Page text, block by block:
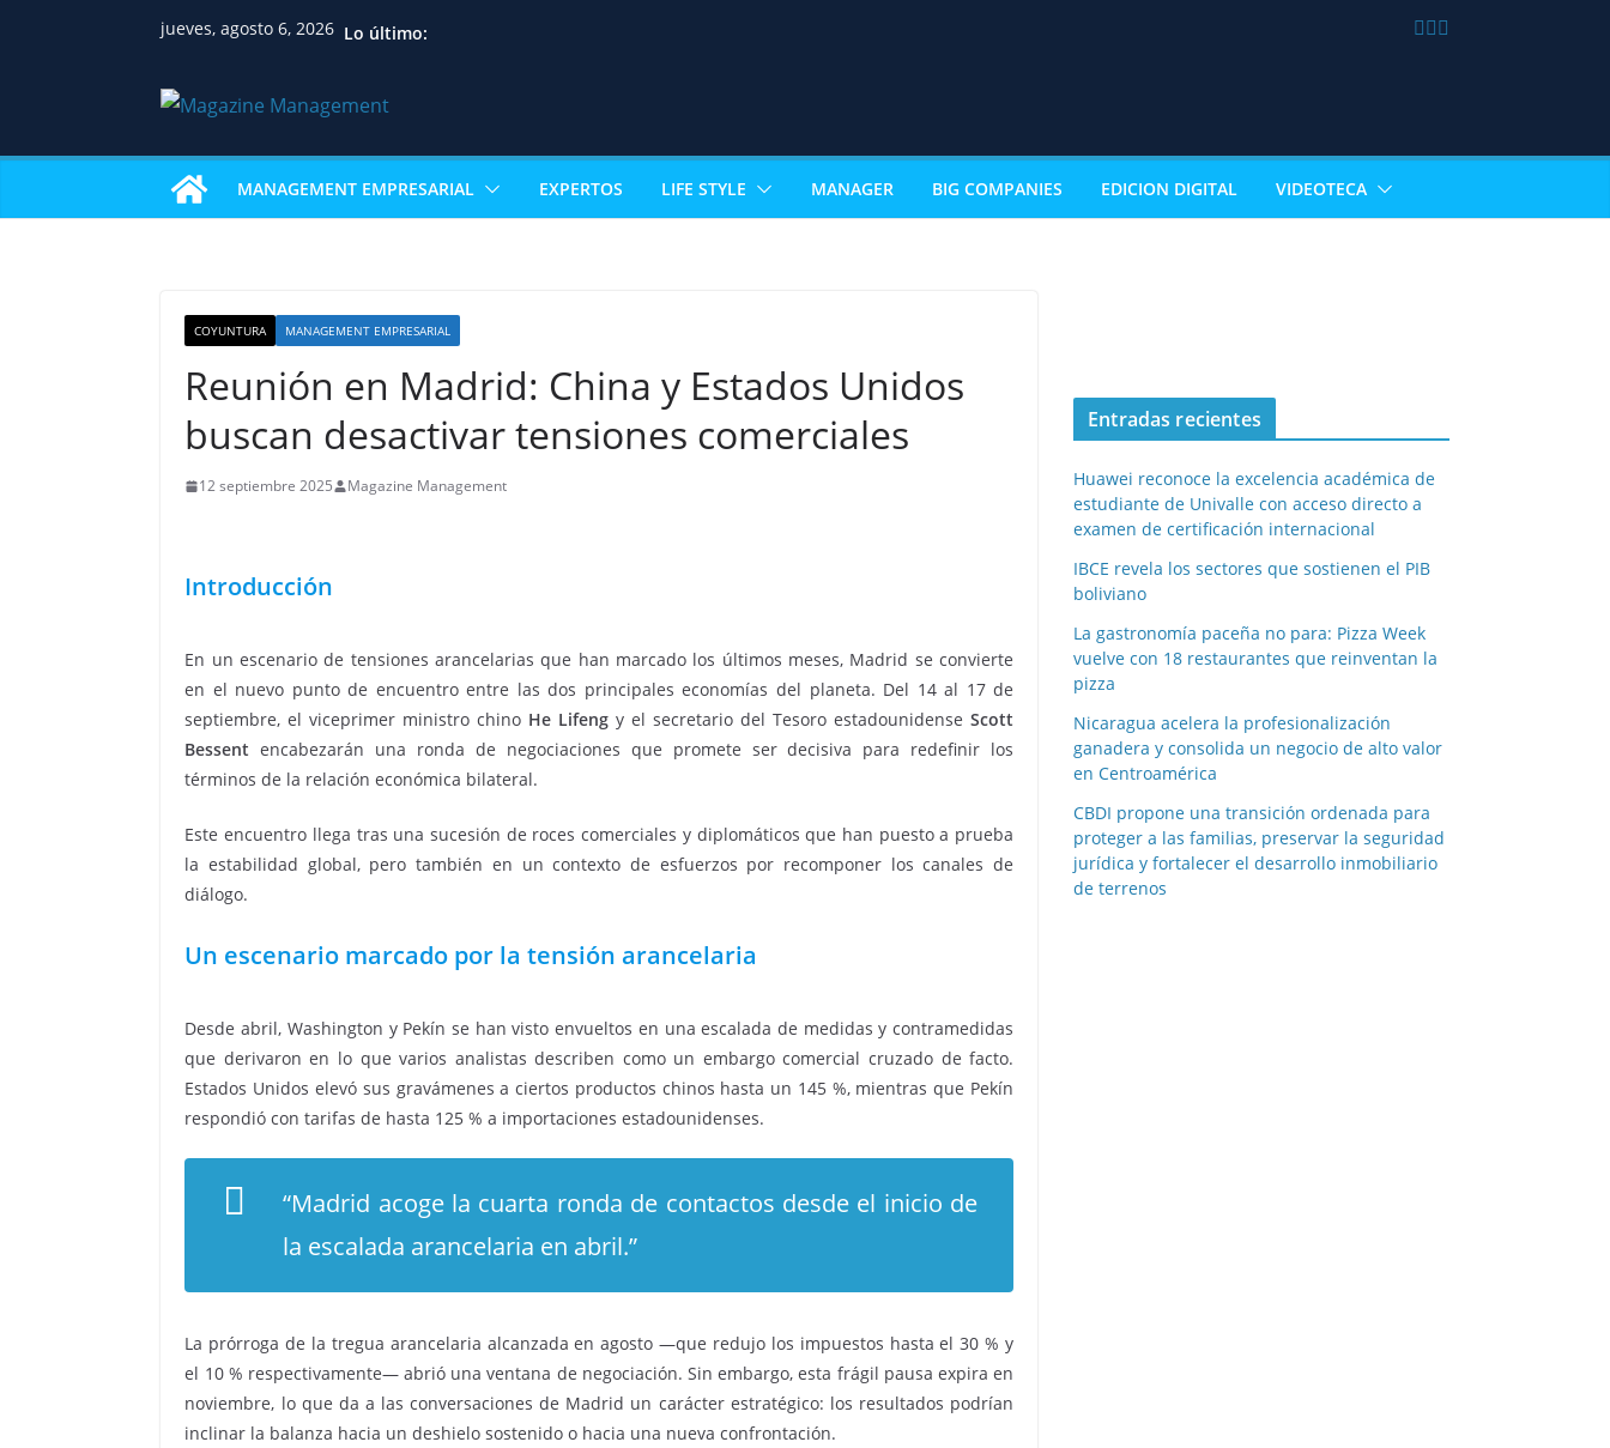
jueves, agosto 6, 2026 Lo último:
MANAGEMENT EMPRESARIAL EXPERTOS LIFE STYLE MANAGER BIG COMPANIES EDICION DIGITAL VIDEOTECA
COYUNTURA MANAGEMENT EMPRESARIAL
Reunión en Madrid: China y Estados Unidos
buscan desactivar tensiones comerciales
12 septiembre 2025 Magazine Management
Introducción
En un escenario de tensiones arancelarias que han marcado los últimos meses, Madrid se convierte
en el nuevo punto de encuentro entre las dos principales economías del planeta. Del 14 al 17 de
septiembre, el viceprimer ministro chino He Lifeng y el secretario del Tesoro estadounidenseScott
Bessent encabezarán una ronda de negociaciones que promete ser decisiva para redefinir los
términos de la relación económica bilateral.
Este encuentro llega tras una sucesión de roces comerciales y diplomáticos que han puesto a prueba
la estabilidad global, pero también en un contexto de esfuerzos por recomponer los canales de
diálogo.
Un escenario marcado por la tensión arancelaria
Desde abril, Washington y Pekín se han visto envueltos en una escalada de medidas y contramedidas
que derivaron en lo que varios analistas describen como un embargo comercial cruzado de facto.
Estados Unidos elevó sus gravámenes a ciertos productos chinos hasta un 145 %, mientras que Pekín
respondió con tarifas de hasta 125 % a importaciones estadounidenses.
“Madrid acoge la cuarta ronda de contactos desde el inicio de
la escalada arancelaria en abril.”
La prórroga de la tregua arancelaria alcanzada en agosto —que redujo los impuestos hasta el 30 % y
el 10 % respectivamente— abrió una ventana de negociación. Sin embargo, esta frágil pausa expira en
noviembre, lo que da a las conversaciones de Madrid un carácter estratégico: los resultados podrían
inclinar la balanza hacia un deshielo sostenido o hacia una nueva confrontación.
Entradas recientes
Huawei reconoce la excelencia académica de
estudiante de Univalle con acceso directo a
examen de certificación internacional
IBCE revela los sectores que sostienen el PIB
boliviano
La gastronomía paceña no para: Pizza Week
vuelve con 18 restaurantes que reinventan la
pizza
Nicaragua acelera la profesionalización
ganadera y consolida un negocio de alto valor
en Centroamérica
CBDI propone una transición ordenada para
proteger a las familias, preservar la seguridad
jurídica y fortalecer el desarrollo inmobiliario
de terrenos